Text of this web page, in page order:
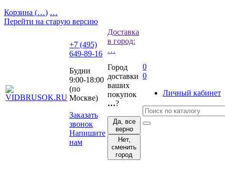
Корзина (…) …
Перейти на старую версию
+7 (495)
649-89-16
Будни
9:00-18:00
(по
Москве)
Заказать
звонок
Напишите
нам
Доставка
в город:
…
Город
доставки
ваших
покупок
…?
Да, все
верно
Нет,
сменить
город
0
0
Личный кабинет